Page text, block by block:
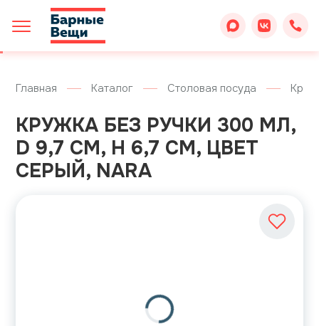
Главная Каталог Столовая посуда
КРУЖКА БЕЗ РУЧКИ 300 МЛ,
D 9,7 СМ, H 6,7 СМ, ЦВЕТ
СЕРЫЙ, NARA